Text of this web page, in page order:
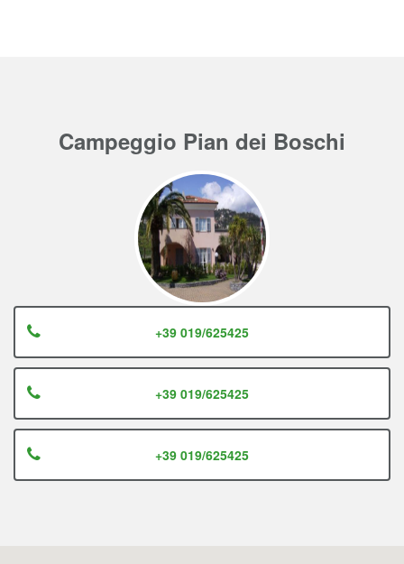
Campeggio Pian dei Boschi
+39 019/625425
+39 019/625425
+39 019/625425